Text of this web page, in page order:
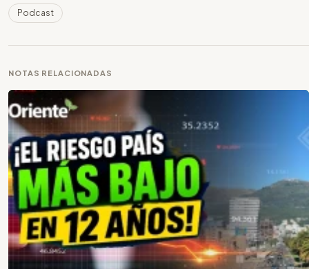
Podcast
NOTAS RELACIONADAS